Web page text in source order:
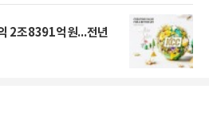
2조8391억원...전년